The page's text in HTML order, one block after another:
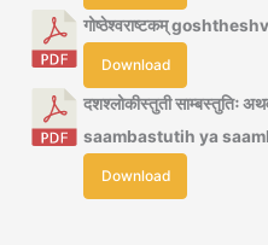
गोष्ठेश्वराष्टकम्
Download
दशश्लोकीस्तुती
saambastutih ya
Download